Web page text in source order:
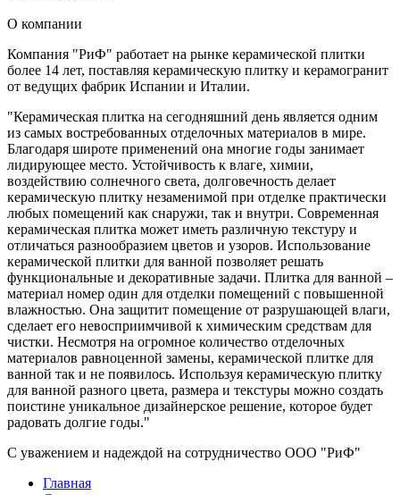
О компании
Компания "РиФ" работает на рынке керамической плитки
более 14 лет, поставляя керамическую плитку и керамогранит
от ведущих фабрик Испании и Италии.
"Керамическая плитка на сегодняшний день является одним
из самых востребованных отделочных материалов в мире.
Благодаря широте применений она многие годы занимает
лидирующее место. Устойчивость к влаге, химии,
воздействию солнечного света, долговечность делает
керамическую плитку незаменимой при отделке практически
любых помещений как снаружи, так и внутри. Современная
керамическая плитка может иметь различную текстуру и
отличаться разнообразием цветов и узоров. Использование
керамической плитки для ванной позволяет решать
функциональные и декоративные задачи. Плитка для ванной –
материал номер один для отделки помещений с повышенной
влажностью. Она защитит помещение от разрушающей влаги,
сделает его невосприимчивой к химическим средствам для
чистки. Несмотря на огромное количество отделочных
материалов равноценной замены, керамической плитке для
ванной так и не появилось. Используя керамическую плитку
для ванной разного цвета, размера и текстуры можно создать
поистине уникальное дизайнерское решение, которое будет
радовать долгие годы."
С уважением и надеждой на сотрудничество ООО "РиФ"
Главная